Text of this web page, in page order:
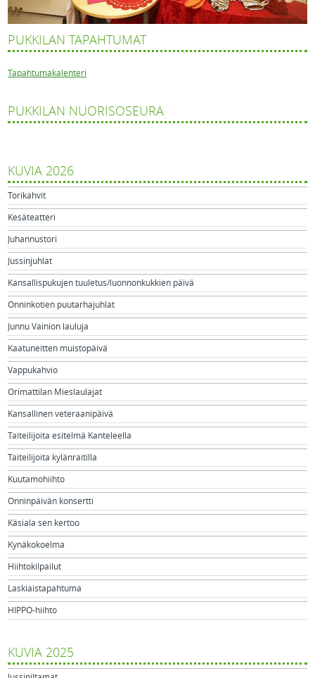
PUKKILAN TAPAHTUMAT
Tapahtumakalenteri
PUKKILAN NUORISOSEURA
KUVIA 2026
Torikahvit
Kesäteatteri
Juhannustori
Jussinjuhlat
Kansallispukujen tuuletus/luonnonkukkien päivä
Onninkotien puutarhajuhlat
Junnu Vainion lauluja
Kaatuneitten muistopäivä
Vappukahvio
Orimattilan Mieslaulajat
Kansallinen veteraanipäivä
Taiteilijoita esitelmä Kanteleella
Taiteilijoita kylänraitilla
Kuutamohiihto
Onninpäivän konsertti
Käsiala sen kertoo
Kynäkokoelma
Hiihtokilpailut
Laskiaistapahtuma
HIPPO-hiihto
KUVIA 2025